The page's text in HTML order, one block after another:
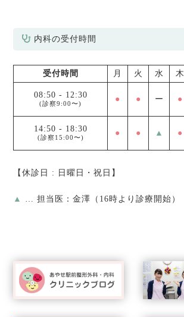
内科の受付時間
受付時間 月 火 水 木
08:50 - 12:30
(診察9:00〜) ● ● ー ●
14:50 - 18:30
(診察15:00〜) ● ● ▲ ●
【休診日 : 日曜日・祝日】
▲ … 担当医：金澤（16時より診療開始）